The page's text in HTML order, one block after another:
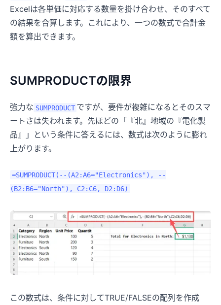
Excelは各単価に対応する数量を掛け合わせ、そのすべて
の結果を合算します。これにより、一つの数式で合計金
額を算出できます。
SUMPRODUCTの限界
強力な SUMPRODUCT ですが、要件が複雑になるとそのスマ
ートさは失われます。先ほどの「『北』地域の『電化製
品』」という条件に答えるには、数式は次のように膨れ
上がります。
=SUMPRODUCT(--(A2:A6="Electronics"), --
(B2:B6="North"), C2:C6, D2:D6)
この数式は、条件に対してTRUE/FALSEの配列を作成